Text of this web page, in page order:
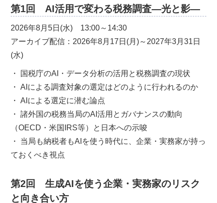
第1回 AI活用で変わる税務調査―光と影―
2026年8月5日(水) 13:00～14:30
アーカイブ配信：2026年8月17日(月)～2027年3月31日
(水)
・ 国税庁のAI・データ分析の活用と税務調査の現状
・ AIによる調査対象の選定はどのように行われるのか
・ AIによる選定に潜む論点
・ 諸外国の税務当局のAI活用とガバナンスの動向
（OECD・米国IRS等）と日本への示唆
・ 当局も納税者もAIを使う時代に、企業・実務家が持っ
ておくべき視点
第2回 生成AIを使う企業・実務家のリスク
と向き合い方